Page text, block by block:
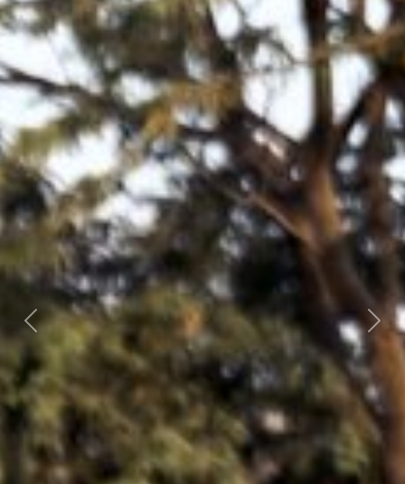
Föregående Nästa